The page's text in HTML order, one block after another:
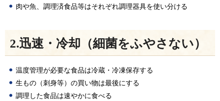
肉や魚、調理済食品等はそれぞれ調理器具を使い分ける
2.迅速・冷却（細菌をふやさない）
温度管理が必要な食品は冷蔵・冷凍保存する
生もの（刺身等）の買い物は最後にする
調理した食品は速やかに食べる